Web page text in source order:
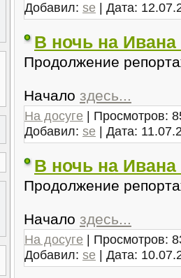
Добавил: se | Дата:
В ночь на Ивана
Продолжение
Начало здесь...
На досуге | Просмотров:
Добавил: se | Дата:
В ночь на Ивана
Продолжение
Начало здесь...
На досуге | Просмотров:
Добавил: se | Дата: